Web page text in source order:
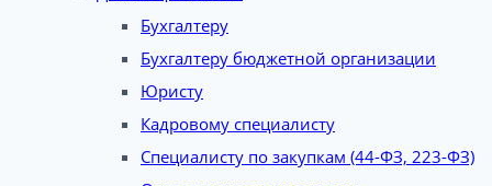
Бухгалтеру
Бухгалтеру бюджетной организации
Юристу
Кадровому специалисту
Специалисту по закупкам (44-ФЗ, 223-ФЗ)